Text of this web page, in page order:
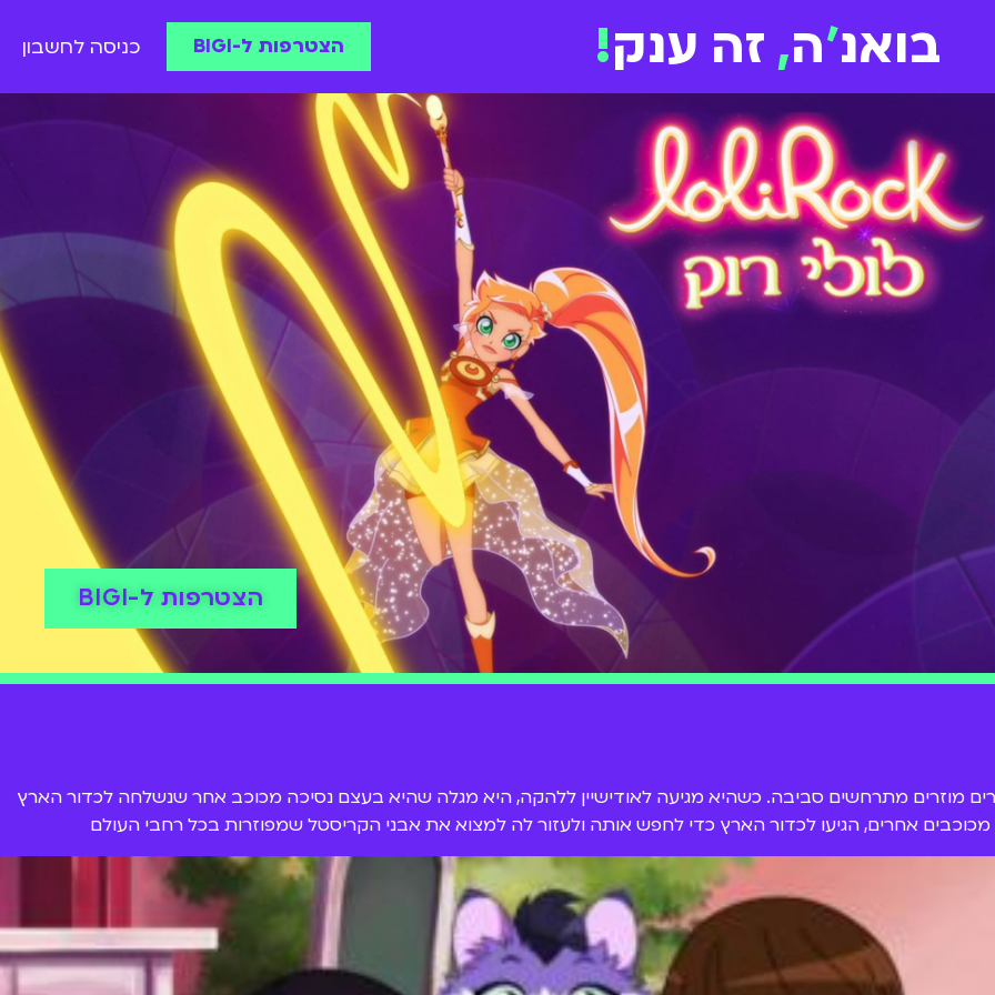
בואנ'ה, זה ענק! הצטרפות ל-BIGI כניסה לחשבון
הצטרפות ל-BIGI
מוזרים מתרחשים סביבה. כשהיא מגיעה לאודישיין ללהקה, היא מגלה שהיא בעצם נסיכה מכוכב אחר שנשלחה לכדור הארץ
מכוכבים אחרים, הגיעו לכדור הארץ כדי לחפש אותה ולעזור לה למצוא את אבני הקריסטל שמפוזרות בכל רחבי העולם